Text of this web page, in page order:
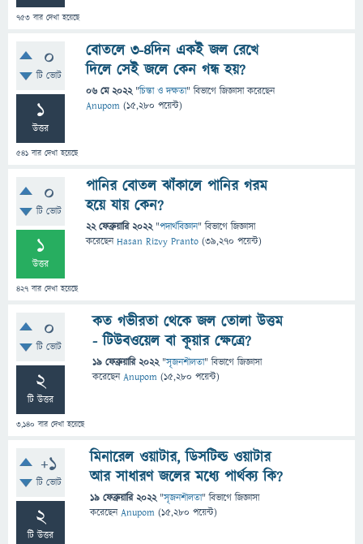
753 বার দেখা হয়েছে
0
টি ভোট
1
উত্তর
541 বার দেখা হয়েছে
বোতলে ৩-৪দিন একই জল রেখে
দিলে সেই জলে কেন গন্ধ হয়?
06 মে 2022 "চিন্তা ও দক্ষতা" বিভাগে জিজ্ঞাসাকরেছেন
Anupom (15,280 পয়েন্ট)
0
টি ভোট
1
উত্তর
427 বার দেখা হয়েছে
পানির বোতল ঝাঁকালে পানির গরম
হয়ে যায় কেন?
22 ফেব্রুয়ারি 2022 "পদার্থবিজ্ঞান" বিভাগে জিজ্ঞাসা
করেছেনHasan Rizvy Pranto (39,270 পয়েন্ট)
0
টি ভোট
2
টি উত্তর
3,140 বার দেখা হয়েছে
কত গভীরতা থেকে জল তোলা উত্তম
- টিউবওয়েল বা কূয়ার ক্ষেত্রে?
19 ফেব্রুয়ারি 2022 "সৃজনশীলতা" বিভাগে জিজ্ঞাসা
করেছেনAnupom (15,280 পয়েন্ট)
+1
টি ভোট
2
টি উত্তর
মিনারেল ওয়াটার, ডিসটিল্ড ওয়াটার
আর সাধারণ জলের মধ্যে পার্থক্য কি?
19 ফেব্রুয়ারি 2022 "সৃজনশীলতা" বিভাগে জিজ্ঞাসা
করেছেনAnupom (15,280 পয়েন্ট)